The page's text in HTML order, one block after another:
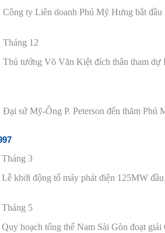
Công ty Liên doanh Phú Mỹ Hưng bắt đầu
Tháng 12
Thủ tướng Võ Văn Kiệt đích thân tham dự
Đại sứ Mỹ-Ông P. Peterson đến thăm Phú
Tháng 3
Lễ khởi động tổ máy phát điện 125MW đ
Tháng 5
Quy hoạch tổng thể Nam Sài Gòn đoạt giải